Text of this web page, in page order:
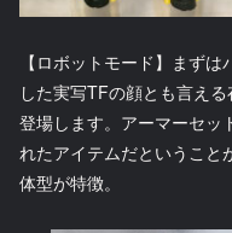
【ロボットモード】まず
した実写TFの顔とも言え
登場します。アーマーセッ
れたアイテムだということ
体型が特徴。